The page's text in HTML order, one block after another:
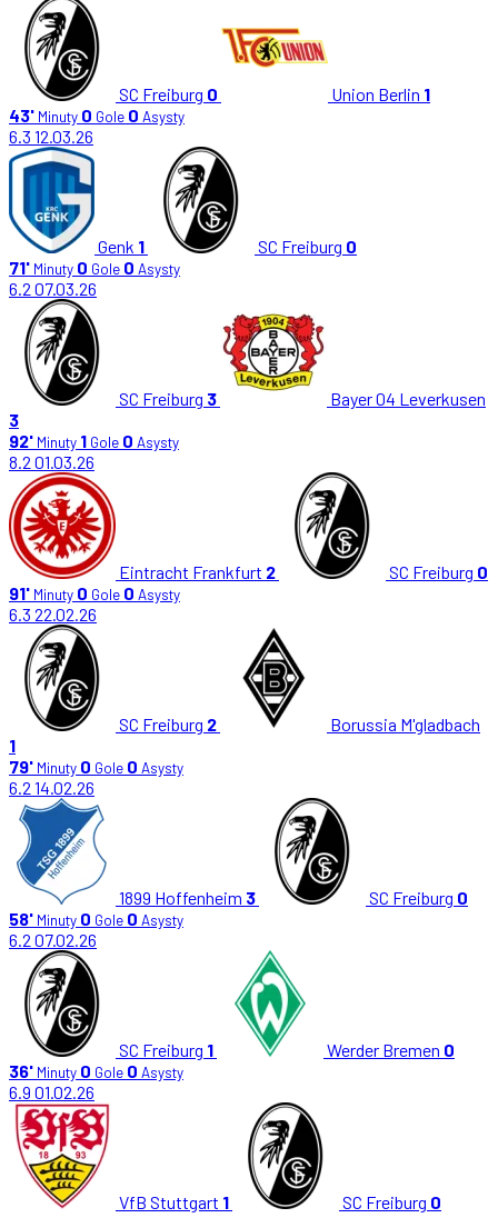
SC Freiburg 0 Union Berlin 1
43' Minuty 0 Gole 0 Asysty
6.3 12.03.26
Genk 1 SC Freiburg 0
71' Minuty 0 Gole 0 Asysty
6.2 07.03.26
SC Freiburg 3
Bayer 04 Leverkusen
3
92' Minuty 1 Gole 0 Asysty
8.2 01.03.26
Eintracht Frankfurt 2 SC Freiburg 0
91' Minuty 0 Gole 0 Asysty
6.3 22.02.26
SC Freiburg 2
Borussia M'gladbach
1
79' Minuty 0 Gole 0 Asysty
6.2 14.02.26
1899 Hoffenheim 3 SC Freiburg 0
58' Minuty 0 Gole 0 Asysty
6.2 07.02.26
SC Freiburg 1 Werder Bremen 0
36' Minuty 0 Gole 0 Asysty
6.9 01.02.26
VfB Stuttgart 1 SC Freiburg 0